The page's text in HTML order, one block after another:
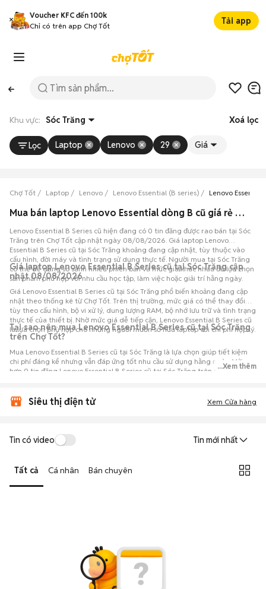
Voucher KFC đến 100k
Chỉ có trên app Chợ Tốt
Tải app
Khu vực: Sóc Trăng Xoá lọc
Lọc Laptop Lenovo 29 Giá
Chợ Tốt Laptop Lenovo Lenovo Essential (B series) Lenovo Essential
Mua bán laptop Lenovo Essential dòng B cũ giá rẻ tại Sóc Trăng
Lenovo Essential B Series cũ hiện đang có 0 tin đăng được rao bán tại Sóc
Trăng trên Chợ Tốt cập nhật ngày 08/08/2026. Giá laptop Lenovo
Essential B Series cũ tại Sóc Trăng khoảng đang cập nhật, tùy thuộc vào
cấu hình, đời máy và tình trạng sử dụng thực tế. Người mua tại Sóc Trăng
có thể dễ dàng so sánh nhiều phiên bản và mức giá khác nhau để lựa chọn
sản phẩm phù hợp với nhu cầu học tập, làm việc hoặc giải trí hằng ngày.
Giá laptop Lenovo Essential B Series cũ tại Sóc Trăng cập
nhật 08/08/2026
Giá Lenovo Essential B Series cũ tại Sóc Trăng phổ biến khoảng đang cập
nhật theo thống kê từ Chợ Tốt. Trên thị trường, mức giá có thể thay đổi
tùy theo cấu hình, bộ vi xử lý, dung lượng RAM, bộ nhớ lưu trữ và tình trạng
thực tế của thiết bị. Nhờ mức giá dễ tiếp cận, Lenovo Essential B Series cũ
là lựa chọn phù hợp cho những người muốn sở hữu laptop với chi phí hợp lý.
Tại sao nên mua Lenovo Essential B Series cũ tại Sóc Trăng
trên Chợ Tốt?
Mua Lenovo Essential B Series cũ tại Sóc Trăng là lựa chọn giúp tiết kiệm
chi phí đáng kể nhưng vẫn đáp ứng tốt nhu cầu sử dụng hằng ngày. Với
hơn 0 tin đăng Lenovo Essential B Series cũ tại Sóc Trăng trên Chợ Tốt,
...Xem thêm
Siêu thị điện tử Xem Cửa hàng
Tin có video Tin mới nhất
Tất cả Cá nhân Bán chuyên